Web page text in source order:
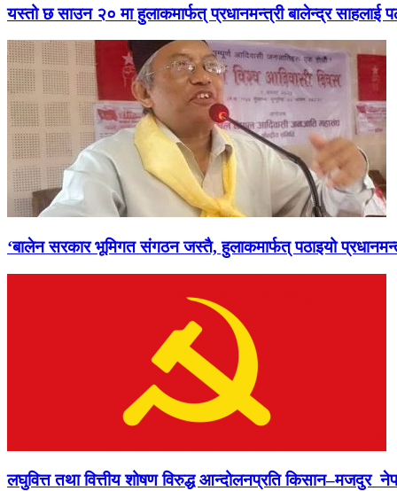
यस्तो छ साउन २० मा हुलाकमार्फत् प्रधानमन्त्री बालेन्द्र साहलाई
‘बालेन सरकार भूमिगत संगठन जस्तै, हुलाकमार्फत् पठाइयो
लघुवित्त तथा वित्तीय शोषण विरुद्ध आन्दोलनप्रति किसान–मजदुर